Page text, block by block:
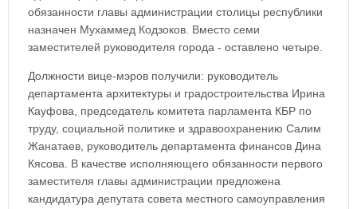
обязанности главы администрации столицы республики
назначен Мухаммед Кодзоков. Вместо семи
заместителей руководителя города - оставлено четыре.
Должности вице-мэров получили: руководитель
департамента архитектуры и градостроительства Ирина
Кауфова, председатель комитета парламента КБР по
труду, социальной политике и здравоохранению Салим
Жанатаев, руководитель департамента финансов Дина
Кясова. В качестве исполняющего обязанности первого
заместителя главы администрации предложена
кандидатура депутата совета местного самоуправления